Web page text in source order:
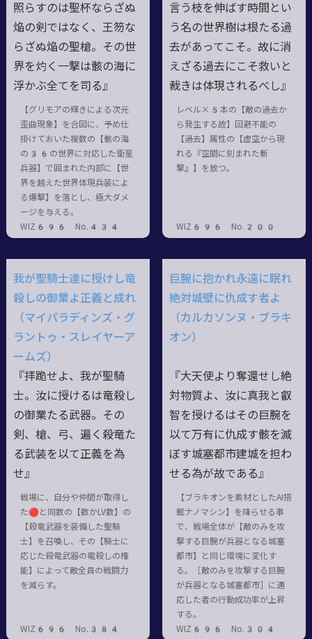
照らすのは聖杯ならざぬ
焔の剣ではなく、王笏な
らざぬ焔の聖槍。その世
界を灼く一撃は骸の海に
浮かぶ全てを司る』
【グリモアの輝きによる次元
歪曲現象】を合図に、予め仕
掛けておいた複数の【骸の海
の36の世界に対応した衛星
兵器】で囲まれた内部に【世
界を越えた世界体現兵装によ
る爆撃】を落とし、極大ダメ
ージを与える。
WIZ696 No.434
言う枝を伸ばす時間とい
う名の世界樹は根たる過
去があってこそ。故に消
えざる過去にこそ救いと
裁きは体現されるべし』
レベル×5本の【敵の過去か
ら発生する故】回避不能の
【過去】属性の【虚空から現
れる『空間に刻まれた斬
撃』】を放つ。
WIZ696 No.200
我が聖騎士達に授けし竜
殺しの御業よ正義と成れ
（マイパラディンズ・グ
ラントゥ・スレイヤーア
ームズ）
『拝跪せよ、我が聖騎
士。汝に授けるは竜殺し
の御業たる武器。その
剣、槍、弓、遍く殺竜た
る武装を以て正義を為
せ』
戦場に、自分や仲間が取得し
た🔴と同数の【数かLV数】の
【殺竜武器を装備した聖騎
士】を召喚し、その【騎士に
応じた殺竜武器の竜殺しの権
能】によって敵全員の戦闘力
を減らす。
WIZ696 No.384
巨腕に抱かれ永遠に眠れ
絶対城壁に仇成す者よ
（カルカソンヌ・ブラキ
オン）
『大天使より奪還せし絶
対物質よ、汝に真我と叡
智を授けるはその巨腕を
以て万有に仇成す骸を滅
ぼす城塞都市建城を担わ
せる為が故である』
【ブラキオンを素材としたAI搭
載ナノマシン】を降らせる事
で、戦場全体が【敵のみを攻
撃する巨腕が兵器となる城塞
都市】と同じ環境に変化す
る。［敵のみを攻撃する巨腕
が兵器となる城塞都市］に適
応した者の行動成功率が上昇
する。
WIZ696 No.304